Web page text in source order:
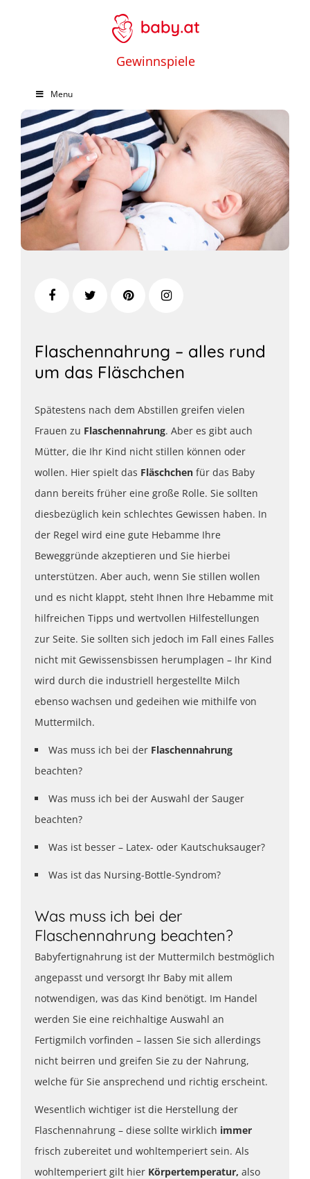
Gewinnspiele
Menu
Flaschennahrung – alles rund
um das Fläschchen
Spätestens nach dem Abstillen greifen vielen
Frauen zu Flaschennahrung. Aber es gibt auch
Mütter, die Ihr Kind nicht stillen können oder
wollen. Hier spielt das Fläschchen für das Baby
dann bereits früher eine große Rolle. Sie sollten
diesbezüglich kein schlechtes Gewissen haben. In
der Regel wird eine gute Hebamme Ihre
Beweggründe akzeptieren und Sie hierbei
unterstützen. Aber auch, wenn Sie stillen wollen
und es nicht klappt, steht Ihnen Ihre Hebamme mit
hilfreichen Tipps und wertvollen Hilfestellungen
zur Seite. Sie sollten sich jedoch im Fall eines Falles
nicht mit Gewissensbissen herumplagen – Ihr Kind
wird durch die industriell hergestellte Milch
ebenso wachsen und gedeihen wie mithilfe von
Muttermilch.
Was muss ich bei der Flaschennahrung
beachten?
Was muss ich bei der Auswahl der Sauger
beachten?
Was ist besser – Latex- oder Kautschuksauger?
Was ist das Nursing-Bottle-Syndrom?
Was muss ich bei der
Flaschennahrung beachten?
Babyfertignahrung ist der Muttermilch bestmöglich
angepasst und versorgt Ihr Baby mit allem
notwendigen, was das Kind benötigt. Im Handel
werden Sie eine reichhaltige Auswahl an
Fertigmilch vorfinden – lassen Sie sich allerdings
nicht beirren und greifen Sie zu der Nahrung,
welche für Sie ansprechend und richtig erscheint.
Wesentlich wichtiger ist die Herstellung der
Flaschennahrung – diese sollte wirklich immer
frisch zubereitet und wohltemperiert sein. Als
wohltemperiert gilt hier Körpertemperatur, also